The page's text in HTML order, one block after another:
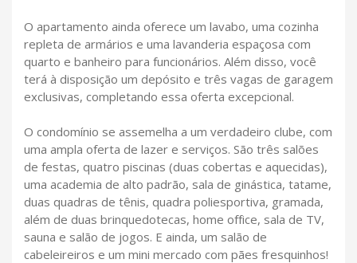
O apartamento ainda oferece um lavabo, uma cozinha
repleta de armários e uma lavanderia espaçosa com
quarto e banheiro para funcionários. Além disso, você
terá à disposição um depósito e três vagas de garagem
exclusivas, completando essa oferta excepcional.
O condomínio se assemelha a um verdadeiro clube, com
uma ampla oferta de lazer e serviços. São três salões
de festas, quatro piscinas (duas cobertas e aquecidas),
uma academia de alto padrão, sala de ginástica, tatame,
duas quadras de tênis, quadra poliesportiva, gramada,
além de duas brinquedotecas, home office, sala de TV,
sauna e salão de jogos. E ainda, um salão de
cabeleireiros e um mini mercado com pães fresquinhos!